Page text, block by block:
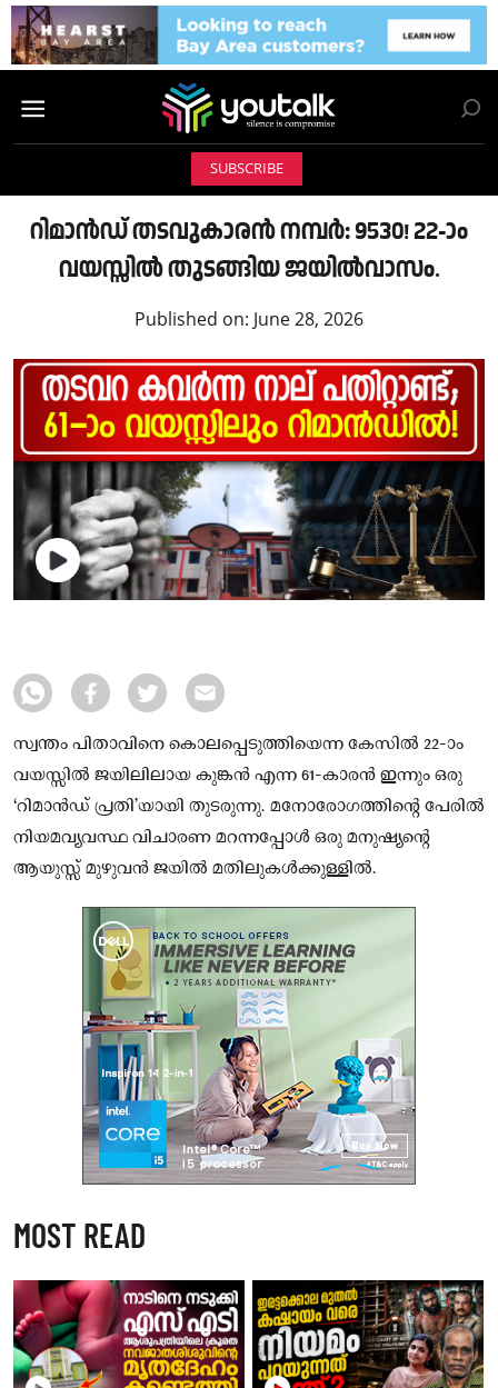
SUBSCRIBE
റിമാൻഡ് തടവുകാരൻ നമ്പർ: 9530! 22-ാം
വയസ്സിൽ തുടങ്ങിയ ജയിൽവാസം.
Published on: June 28, 2026
സ്വന്തം പിതാവിനെ കൊലപ്പെടുത്തിയെന്ന കേസിൽ 22-ാം
വയസ്സിൽ ജയിലിലായ കുങ്കൻ എന്ന 61-കാരൻ ഇന്നും ഒരു
‘റിമാൻഡ് പ്രതി’യായി തുടരുന്നു. മനോരോഗത്തിന്റെ പേരിൽ
നിയമവ്യവസ്ഥ വിചാരണ മറന്നപ്പോൾ ഒരു മനുഷ്യന്റെ
ആയുസ്സ് മുഴുവൻ ജയിൽ മതിലുകൾക്കുള്ളിൽ.
MOST READ